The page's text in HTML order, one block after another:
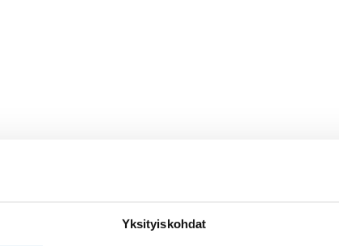
Yksityiskohdat